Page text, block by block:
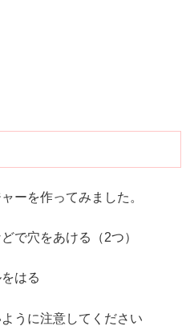
ーを作ってみました。
で穴をあける（2つ）
はる
うに注意してください